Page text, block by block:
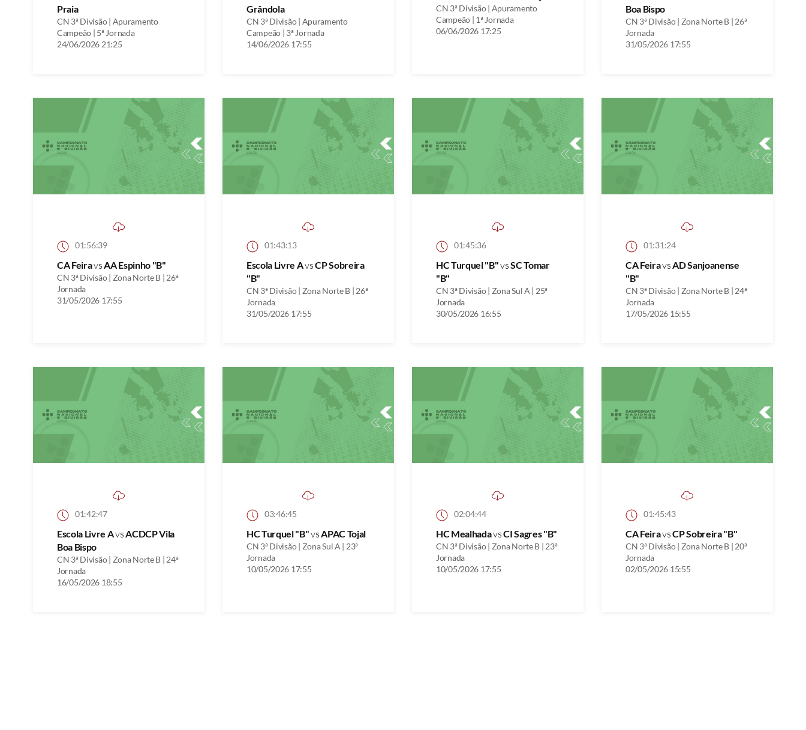
Praia
CN 3ª Divisão | Apuramento
Campeão | 5ª Jornada
24/06/2026 21:25
Grândola
CN 3ª Divisão | Apuramento
Campeão | 3ª Jornada
14/06/2026 17:55
CN 3ª Divisão | Apuramento
Campeão | 1ª Jornada
06/06/2026 17:25
Boa Bispo
CN 3ª Divisão | Zona Norte B | 26ª
Jornada
31/05/2026 17:55
01:56:39
CA FeiravsAA Espinho "B"
CN 3ª Divisão | Zona Norte B | 26ª
Jornada
31/05/2026 17:55
01:43:13
Escola Livre AvsCP Sobreira
"B"
CN 3ª Divisão | Zona Norte B | 26ª
Jornada
31/05/2026 17:55
01:45:36
HC Turquel "B"vsSC Tomar
"B"
CN 3ª Divisão | Zona Sul A | 25ª
Jornada
30/05/2026 16:55
01:31:24
CA FeiravsAD Sanjoanense
"B"
CN 3ª Divisão | Zona Norte B | 24ª
Jornada
17/05/2026 15:55
01:42:47
Escola Livre AvsACDCP Vila
Boa Bispo
CN 3ª Divisão | Zona Norte B | 24ª
Jornada
16/05/2026 18:55
03:46:45
HC Turquel "B"vsAPAC Tojal
CN 3ª Divisão | Zona Sul A | 23ª
Jornada
10/05/2026 17:55
02:04:44
HC MealhadavsCI Sagres "B"
CN 3ª Divisão | Zona Norte B | 23ª
Jornada
10/05/2026 17:55
01:45:43
CA FeiravsCP Sobreira "B"
CN 3ª Divisão | Zona Norte B | 20ª
Jornada
02/05/2026 15:55